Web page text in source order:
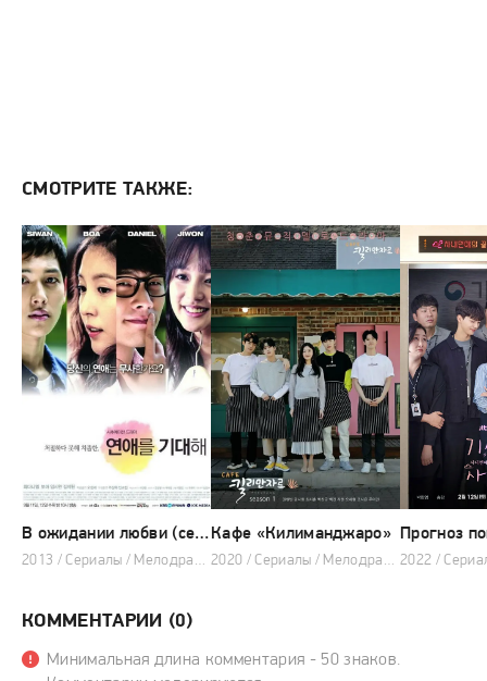
СМОТРИТЕ ТАКЖЕ:
В ожидании любви (сериал 2013)
2013 / Сериалы / Мелодрама
Кафе «Килиманджаро»
2020 / Сериалы / Мелодрама / Музыка
КОММЕНТАРИИ (0)
Минимальная длина комментария - 50 знаков.